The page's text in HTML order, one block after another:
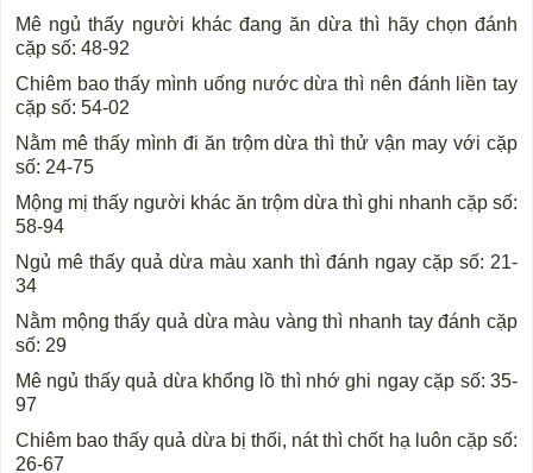
Mê ngủ thấy người khác đang ăn dừa thì hãy chọn đánh
cặp số: 48-92
Chiêm bao thấy mình uống nước dừa thì nên đánh liền tay
cặp số: 54-02
Nằm mê thấy mình đi ăn trộm dừa thì thử vận may với cặp
số: 24-75
Mộng mị thấy người khác ăn trộm dừa thì ghi nhanh cặp số:
58-94
Ngủ mê thấy quả dừa màu xanh thì đánh ngay cặp số: 21-
34
Nằm mộng thấy quả dừa màu vàng thì nhanh tay đánh cặp
số: 29
Mê ngủ thấy quả dừa khổng lồ thì nhớ ghi ngay cặp số: 35-
97
Chiêm bao thấy quả dừa bị thối, nát thì chốt hạ luôn cặp số:
26-67